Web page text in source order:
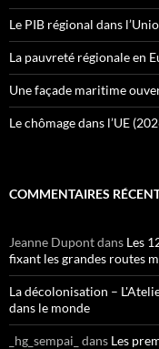
Le PIB régional dans
La pauvreté régionale en
Une façade maritime
Le chômage dans l’UE
COMMENTAIRES
Jeanne Dupontdans Les
fixant les grandes routes
La décolonisation –
dans le monde
_hg_sempai_ dans Les